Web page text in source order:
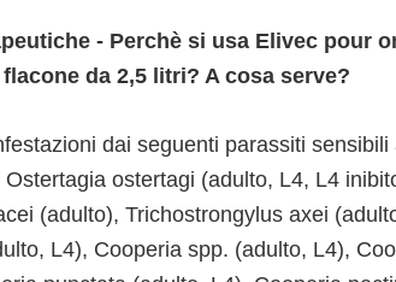
- Perchè si usa Elivec pour
da 2,5 litri? A cosa serve?
dai seguenti parassiti
ostertagi (adulto, L4, L4
(adulto), Trichostrongylus axei
L4), Cooperia spp. (adulto, L4),